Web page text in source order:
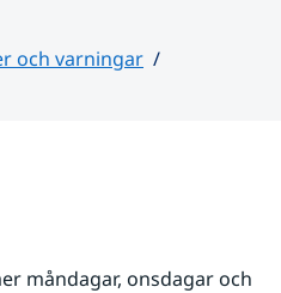
och varningar
måndagar, onsdagar och